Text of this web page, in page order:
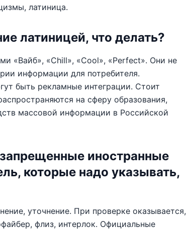
латиница.
латиницей, что делать?
«Вайб», «Chill», «Cool», «Perfect». Они не
информации для потребителя.
быть рекламные интеграции. Стоит
на сферу образования,
массовой информации в Российской
иностранные
которые надо указывать,
уточнение. При проверке оказывается,
флиз, интерлок. Официальные